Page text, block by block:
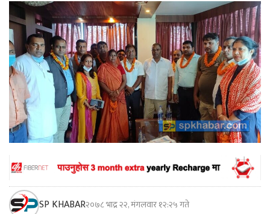
SP KHABAR२०७८ भाद्र २२, मंगलवार १२:२५ गते